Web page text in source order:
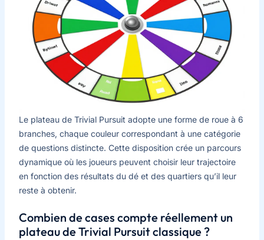
Le plateau de Trivial Pursuit adopte une forme de roue à 6
branches, chaque couleur correspondant à une catégorie
de questions distincte. Cette disposition crée un parcours
dynamique où les joueurs peuvent choisir leur trajectoire
en fonction des résultats du dé et des quartiers qu’il leur
reste à obtenir.
Combien de cases compte réellement un
plateau de Trivial Pursuit classique ?